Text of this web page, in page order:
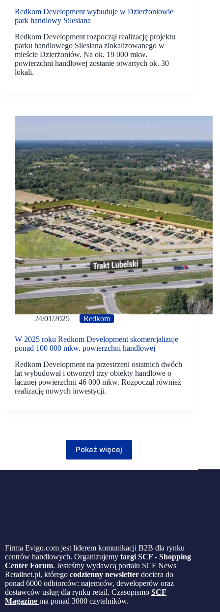
Redkom Development wybuduje w Dzierżoniowie
park handlowy Silesiana
Redkom Development rozpoczął realizację projektu
parku handlowego Silesiana zlokalizowanego w
mieście Dzierżoniów. Na ok. 19 000 mkw.
powierzchni handlowej zostanie otwartych ok. 30
lokali.
24/01/2025 Redkom
W 2025 roku Redkom Development skomercjalizuje
ponad 100 000 mkw. powierzchni handlowej
Redkom Development na przestrzeni ostatnich dwóch
lat wybudował i otworzył trzy obiekty handlowe o
łącznej powierzchni 46 000 mkw. Rozpoczął również
realizację nowych inwestycji.
Pokaż więcej
Firma Evigo.com jest liderem komunikacji B2B dla rynku
centrów handlowych. Organizujemy targi SCF - Shopping
Center Forum. Jesteśmy wydawcą portalu SCF News |
Retailnet.pl, którego codzienny newsletter dociera do
ponad 6000 odbiorców: najemców, deweloperów oraz
dostawców usług dla rynku retail. Czasopismo SCF
Magazine ma ponad 3000 czytelników.